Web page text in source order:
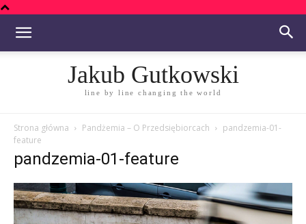
Jakub Gutkowski
line by line changing the world
Strona główna Pandżemia – O Przedsiębiorcach
pandzemia-01-
feature
pandzemia-01-feature